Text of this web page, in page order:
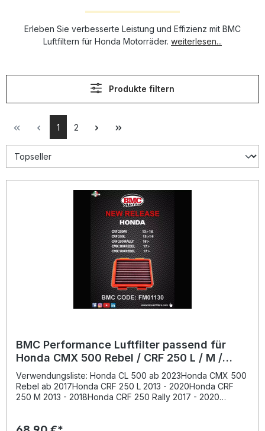
Erleben Sie verbesserte Leistung und Effizienz mit BMC
Luftfiltern für Honda Motorräder. weiterlesen...
Produkte filtern
1 2
BMC Performance Luftfilter passend für
Honda CMX 500 Rebel / CRF 250 L / M /
Rally / CL 500
Verwendungsliste: Honda CL 500 ab 2023Honda CMX 500
Rebel ab 2017Honda CRF 250 L 2013 - 2020Honda CRF
250 M 2013 - 2018Honda CRF 250 Rally 2017 - 2020
des Luftdurchsatzes – ideal für alle, die das Maximum aus